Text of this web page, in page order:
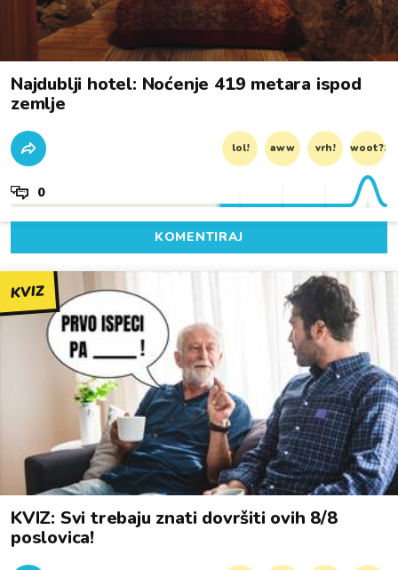
Najdublji hotel: Noćenje 419 metara ispod
zemlje
lol! aww vrh! woot?!
0
KOMENTIRAJ
KVIZ
KVIZ: Svi trebaju znati dovršiti ovih 8/8
poslovica!